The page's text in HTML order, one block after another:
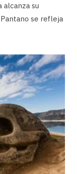
alcanza su
se refleja